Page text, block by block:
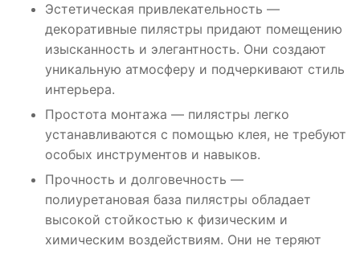
Эстетическая привлекательность —
декоративные пилястры придают помещению
изысканность и элегантность. Они создают
уникальную атмосферу и подчеркивают стиль
интерьера.
Простота монтажа — пилястры легко
устанавливаются с помощью клея, не требуют
особых инструментов и навыков.
Прочность и долговечность —
полиуретановая база пилястры обладает
высокой стойкостью к физическим и
химическим воздействиям. Они не теряют